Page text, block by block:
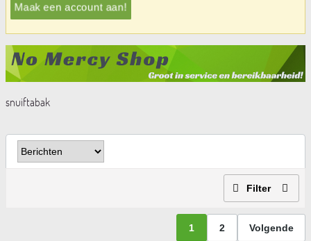
Maak een account aan!
snuiftabak
Filter
1 2 Volgende